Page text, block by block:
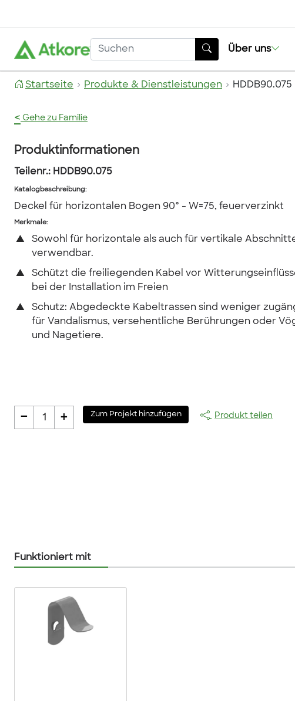
Über uns
Startseite Produkte & Dienstleistungen HDDB90.075
< Gehe zu Familie
Produktinformationen
Teilenr.: HDDB90.075
Katalogbeschreibung:
Deckel für horizontalen Bogen 90° - W=75, feuerverzinkt
Merkmale:
▲
Sowohl für horizontale als auch für vertikale
verwendbar.
▲
Schützt die freiliegenden Kabel vor
bei der Installation im Freien
▲
Schutz: Abgedeckte Kabeltrassen sind weniger
für Vandalismus, versehentliche Berührungen oder
und Nagetiere.
- 1 + Zum Projekt hinzufügen Produkt teilen
Funktioniert mit